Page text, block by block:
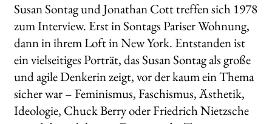
Susan Sontag und Jonathan Cott treffen sich 1978
zum Interview. Erst in Sontags Pariser Wohnung,
dann in ihrem Loft in New York. Entstanden ist
ein vielseitiges Porträt, das Susan Sontag als große
und agile Denkerin zeigt, vor der kaum ein Thema
sicher war – Feminismus, Faschismus, Ästhetik,
Ideologie, Chuck Berry oder Friedrich Nietzsche